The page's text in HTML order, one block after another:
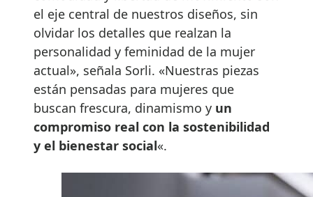
el eje central de nuestros diseños, sin
olvidar los detalles que realzan la
personalidad y feminidad de la mujer
actual», señala Sorli. «Nuestras piezas
están pensadas para mujeres que
buscan frescura, dinamismo y un
compromiso real con la sostenibilidad
y el bienestar social«.